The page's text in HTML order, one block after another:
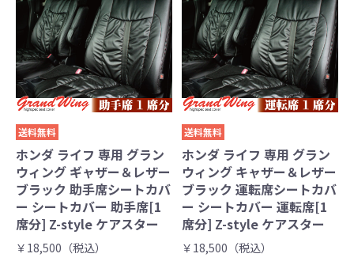
送料無料
ホンダ ライフ 専用 グラン
ウィング ギャザー＆レザー
ブラック 助手席シートカバ
ー シートカバー 助手席[1
席分] Z-style ケアスター
￥18,500（税込）
送料無料
ホンダ ライフ 専用 グラン
ウィング キャザー＆レザー
ブラック 運転席シートカバ
ー シートカバー 運転席[1
席分] Z-style ケアスター
￥18,500（税込）